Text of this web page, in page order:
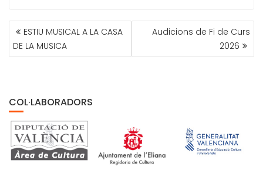
NAVEGACIÓN
DE
ENTRADAS
ESTIU MUSICAL A LA CASA
DE LA MUSICA
Audicions de Fi de Curs
2026
COL·LABORADORS